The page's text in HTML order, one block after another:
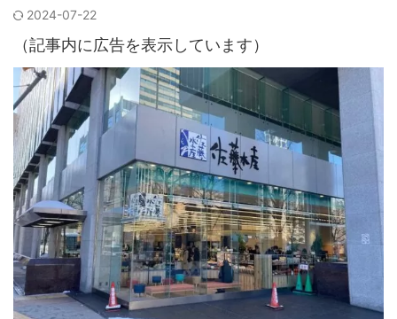
2024-07-22
（記事内に広告を表示しています）